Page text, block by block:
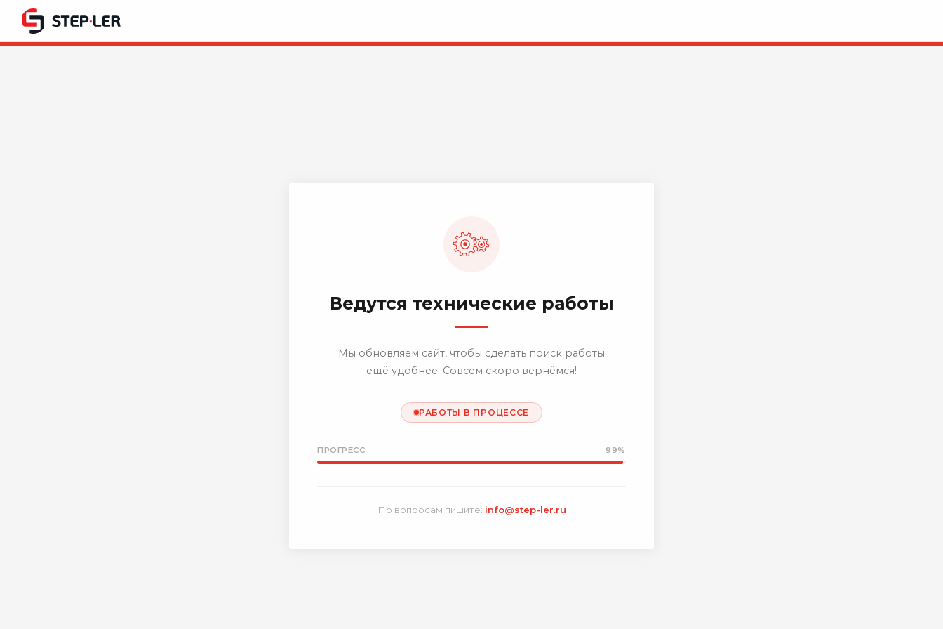
Ведутся технические работы
Мы обновляем сайт, чтобы сделать поиск работы
ещё удобнее. Совсем скоро вернёмся!
РАБОТЫ В ПРОЦЕССЕ
ПРОГРЕСС 99%
По вопросам пишите: info@step-ler.ru